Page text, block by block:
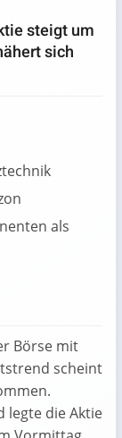
steigt um
sich
als
Börse mit
scheint
legte die Aktie